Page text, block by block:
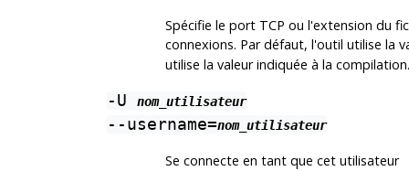
Spécifie le port TCP ou l'extension du
connexions. Par défaut, l'outil utilise la
utilise la valeur indiquée à la compilation.
-U nom_utilisateur
--username=nom_utilisateur
Se connecte en tant que cet utilisateur